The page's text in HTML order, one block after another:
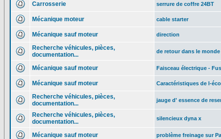
Carrosserie serrure de coffre 24BT
Mécanique moteur cable starter
Mécanique sauf moteur direction
Recherche véhicules, pièces,
documentation...
de retour dans le monde
Mécanique sauf moteur Faisceau électrique -
Mécanique sauf moteur Caractéristiques de l-
Recherche véhicules, pièces,
documentation...
jauge d' essence de
Recherche véhicules, pièces,
documentation...
silencieux dyna x
Mécanique sauf moteur problème freinage sur